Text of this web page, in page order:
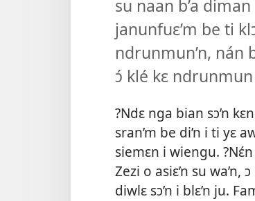
su naan b’a
janunfuɛ’m be ti
ndrunmun’n, nán
ɔ́ klé kɛ
?Ndɛ nga bian sɔ’n
sran’m be di’n i ti yɛ
siemɛn i wiengu.
Zezi o asiɛ’n su
diwlɛ sɔ’n i blɛ’n ju.